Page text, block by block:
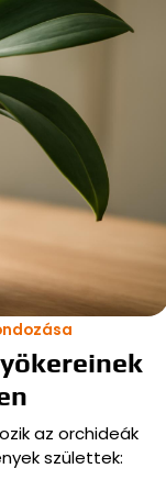
az orchideák
születtek: